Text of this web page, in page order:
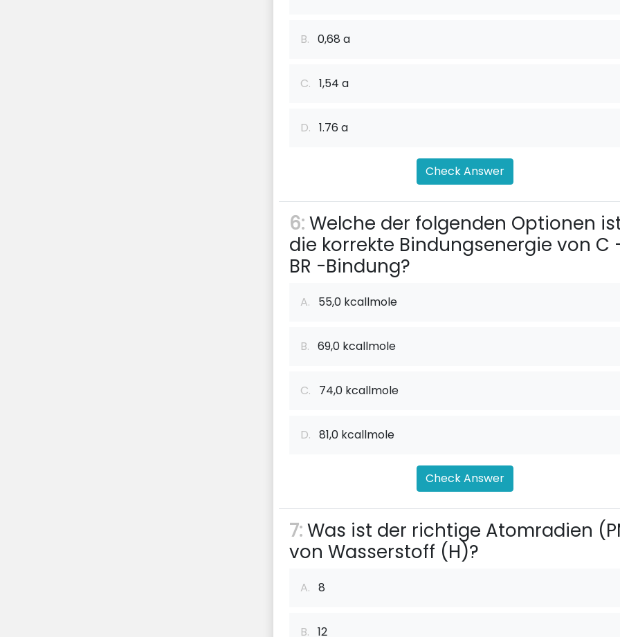
B. 0,68 a
C. 1,54 a
D. 1.76 a
Check Answer
6:Welche der folgenden Optionen
die korrekte Bindungsenergie von C
BR -Bindung?
A. 55,0 kcallmole
B. 69,0 kcallmole
C. 74,0 kcallmole
D. 81,0 kcallmole
Check Answer
7:Was ist der richtige Atomradien
von Wasserstoff (H)?
A. 8
B. 12